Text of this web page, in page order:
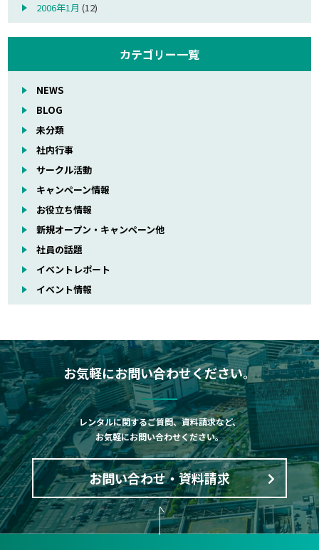
2006年1月 (12)
カテゴリー一覧
NEWS
BLOG
未分類
社内行事
サークル活動
キャンペーン情報
お役立ち情報
新規オープン・キャンペーン他
社員の話題
イベントレポート
イベント情報
お気軽にお問い合わせください。
レンタルに関するご質問、資料請求など、
お気軽にお問い合わせください。
お問い合わせ・資料請求